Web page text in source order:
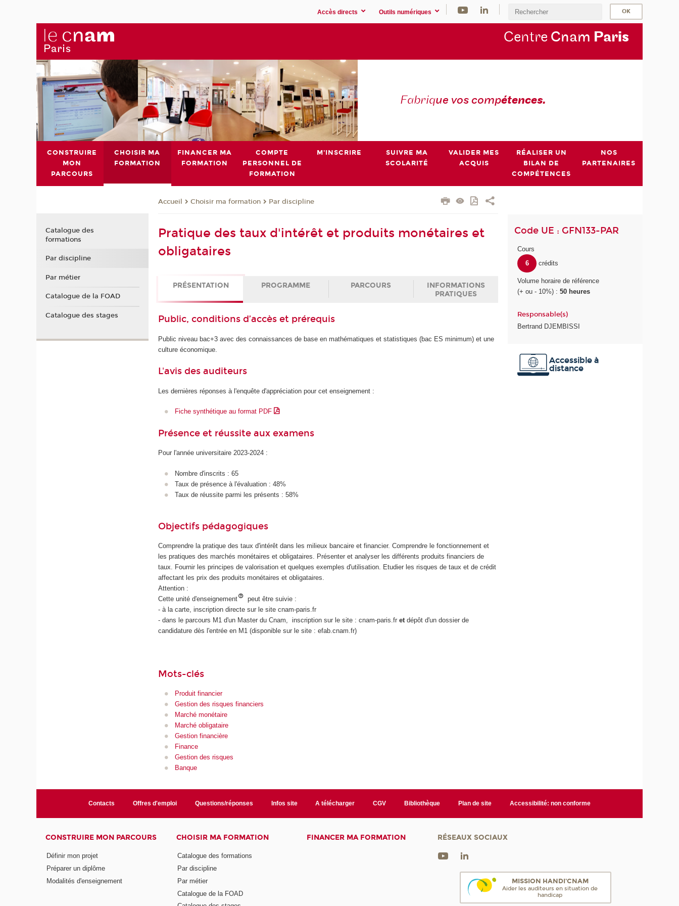
Accès directs Outils numériques
Centre Cnam Paris
Fabrique vos compétences.
CONSTRUIRE
MON
PARCOURS
CHOISIR MA
FORMATION
FINANCER MA
FORMATION
COMPTE
PERSONNEL DE
FORMATION
M'INSCRIRE
SUIVRE MA
SCOLARITÉ
VALIDER MES
ACQUIS
RÉALISER UN
BILAN DE
COMPÉTENCES
NOS
PARTENAIRES
Accueil Choisir ma formation Par discipline
Pratique des taux d'intérêt et produits monétaires et
obligataires
PRÉSENTATION PROGRAMME PARCOURS
INFORMATIONS
PRATIQUES
Public, conditions d’accès et prérequis
Public niveau bac+3 avec des connaissances de base en mathématiques et statistiques (bac ES minimum) et une
culture économique.
L'avis des auditeurs
Les dernières réponses à l'enquête d'appréciation pour cet enseignement :
Fiche synthétique au format PDF
Présence et réussite aux examens
Pour l'année universitaire 2023-2024 :
Nombre d'inscrits : 65
Taux de présence à l'évaluation : 48%
Taux de réussite parmi les présents : 58%
Objectifs pédagogiques
Comprendre la pratique des taux d'intérêt dans les milieux bancaire et financier. Comprendre le fonctionnement et
les pratiques des marchés monétaires et obligataires. Présenter et analyser les différents produits financiers de
taux. Fournir les principes de valorisation et quelques exemples d'utilisation. Etudier les risques de taux et de crédit
affectant les prix des produits monétaires et obligataires.
Attention :
Cette unité d'enseignement
peut être suivie :
- à la carte, inscription directe sur le site cnam-paris.fr
- dans le parcours M1 d'un Master du Cnam, inscription sur le site : cnam-paris.fretdépôt d'un dossier de
candidature dès l'entrée en M1 (disponible sur le site : efab.cnam.fr)
Mots-clés
Produit financier
Gestion des risques financiers
Marché monétaire
Marché obligataire
Gestion financière
Finance
Gestion des risques
Banque
Code UE : GFN133-PAR
Cours
6
crédits
Volume horaire de référence
(+ ou - 10%) :50 heures
Responsable(s)
Bertrand DJEMBISSI
Accessible à
distance
Catalogue des
formations
Par discipline
Par métier
Catalogue de la FOAD
Catalogue des stages
Contacts Offres d'emploi Questions/réponses Infos site A télécharger CGV Bibliothèque Plan de site Accessibilité: non conforme
CONSTRUIRE MON PARCOURS
Définir mon projet
Préparer un diplôme
Modalités d'enseignement
CHOISIR MA FORMATION
Catalogue des formations
Par discipline
Par métier
Catalogue de la FOAD
FINANCER MA FORMATION RÉSEAUX SOCIAUX
MISSION HANDI'CNAM
Aider les auditeurs en situation de
handicap